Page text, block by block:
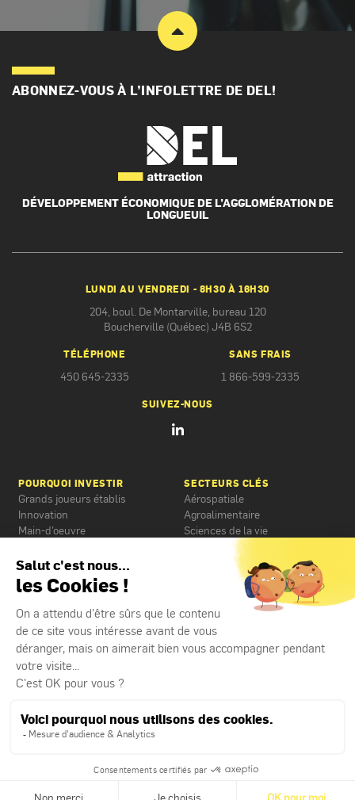
DÉVELOPPEMENT ÉCONOMIQUEDE L’AGGLOMÉRATION DE
LONGUEUIL
ABONNEZ-VOUS À L’INFOLETTRE DE DEL!
LUNDI AU VENDREDI - 8H30 À 16H30
204, boul. De Montarville, bureau 120
Boucherville (Québec) J4B 6S2
TÉLÉPHONE
450 645-2335
SANS FRAIS
1 866-599-2335
SUIVEZ-NOUS
POURQUOI INVESTIR
Grands joueurs établis
Innovation
Main-d’oeuvre
Situation géographique
SECTEURS CLÉS
Aérospatiale
Agroalimentaire
Sciences de la vie
Technologies de l’information
Transport et logistique
AIDES FINANCIÈRES
Prêt équipements et
technologies
Prêt fonds de roulement
Prêt pour commercialisation
Subvention pour financement
© 2026 Développement économique de l’agglomération de Longueuil. |
Création par